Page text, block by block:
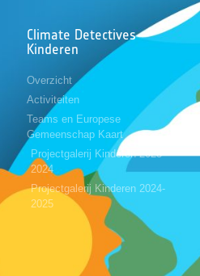
Climate Detectives
Kinderen
Overzicht
Activiteiten
Teams en Europese
Gemeenschap Kaart
Projectgalerij Kinderen 2023-
2024
Projectgalerij Kinderen 2024-
2025